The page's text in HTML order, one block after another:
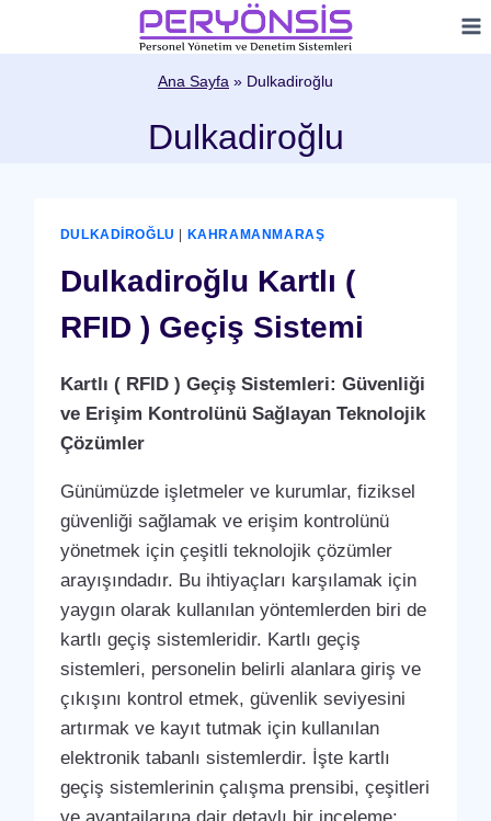
Ana Sayfa » Dulkadiroğlu
Dulkadiroğlu
DULKADIROĞLU | KAHRAMANMARAŞ
Dulkadiroğlu Kartlı (
RFID ) Geçiş Sistemi
Kartlı ( RFID ) Geçiş Sistemleri: Güvenliği
ve Erişim Kontrolünü Sağlayan Teknolojik
Çözümler
Günümüzde işletmeler ve kurumlar, fiziksel
güvenliği sağlamak ve erişim kontrolünü
yönetmek için çeşitli teknolojik çözümler
arayışındadır. Bu ihtiyaçları karşılamak için
yaygın olarak kullanılan yöntemlerden biri de
kartlı geçiş sistemleridir. Kartlı geçiş
sistemleri, personelin belirli alanlara giriş ve
çıkışını kontrol etmek, güvenlik seviyesini
artırmak ve kayıt tutmak için kullanılan
elektronik tabanlı sistemlerdir. İşte kartlı
geçiş sistemlerinin çalışma prensibi, çeşitleri
ve avantajlarına dair detaylı bir inceleme: